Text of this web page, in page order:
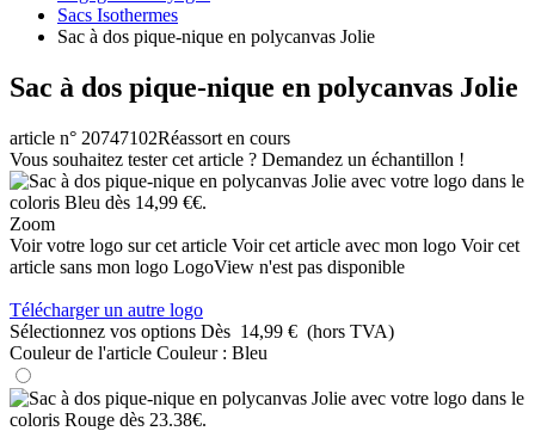
Sacs Isothermes
Sac à dos pique-nique en polycanvas Jolie
Sac à dos pique-nique en polycanvas Jolie
article n° 20747102Réassort en cours
Vous souhaitez tester cet article ? Demandez un échantillon !
Zoom
Voir votre logo sur cet article Voir cet article avec mon logo Voir cet
article sans mon logo LogoView n'est pas disponible
Télécharger un autre logo
Sélectionnez vos options Dès 14,99 € (hors TVA)
Couleur de l'article Couleur : Bleu